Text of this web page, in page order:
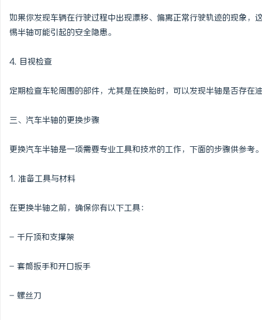
如果你发现车辆在行驶过程中出现漂移、偏离正常行驶轨迹的现象
惕半轴可能引起的安全隐患。
4. 目视检查
定期检查车轮周围的部件，尤其是在换胎时，可以发现半轴是否存
三、汽车半轴的更换步骤
更换汽车半轴是一项需要专业工具和技术的工作，下面的步骤供参考
1. 准备工具与材料
在更换半轴之前，确保你有以下工具：
- 千斤顶和支撑架
- 套筒扳手和开口扳手
- 螺丝刀